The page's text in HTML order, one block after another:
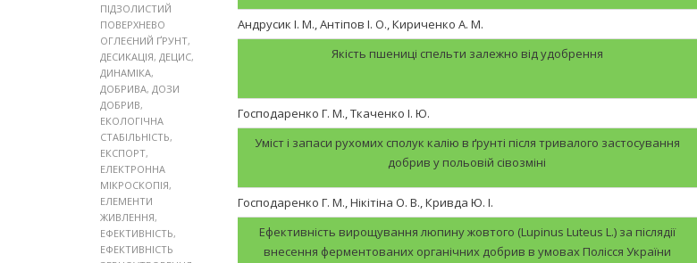
ПІДЗОЛИСТИЙ
ПОВЕРХНЕВО
ОГЛЕЄНИЙ ҐРУНТ,
ДЕСИКАЦІЯ, ДЕЦИС,
ДИНАМІКА,
ДОБРИВА, ДОЗИ
ДОБРИВ,
ЕКОЛОГІЧНА
СТАБІЛЬНІСТЬ,
ЕКСПОРТ,
ЕЛЕКТРОННА
МІКРОСКОПІЯ,
ЕЛЕМЕНТИ
ЖИВЛЕННЯ,
ЕФЕКТИВНІСТЬ,
ЕФЕКТИВНІСТЬ
Андрусик І. М., Антіпов І. О., Кириченко А. М.
Якість пшениці спельти залежно від удобрення
Господаренко Г. М., Ткаченко І. Ю.
Уміст і запаси рухомих сполук калію в ґрунті після тривалого застосування
добрив у польовій сівозміні
Господаренко Г. М., Нікітіна О. В., Кривда Ю. І.
Ефективність вирощування люпину жовтого (Lupinus Luteus L.) за післядії
внесення ферментованих органічних добрив в умовах Полісся України